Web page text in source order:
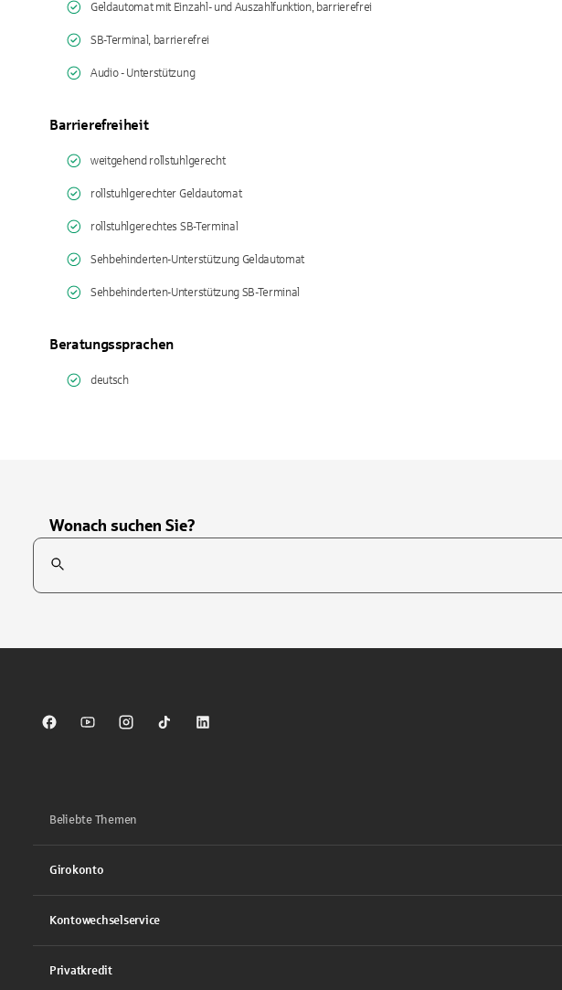
Geldautomat mit Einzahl- und Auszahlfunktion, barrierefrei
SB-Terminal, barrierefrei
Audio - Unterstützung
Barrierefreiheit
weitgehend rollstuhlgerecht
rollstuhlgerechter Geldautomat
rollstuhlgerechtes SB-Terminal
Sehbehinderten-Unterstützung Geldautomat
Sehbehinderten-Unterstützung SB-Terminal
Beratungssprachen
deutsch
Wonach suchen Sie?
Suchfeld
Sparkasse auf Facebook
Sparkasse auf Youtube
Sparkasse auf Instagram
Sparkasse auf TikTok
Sparkasse auf LinkedIn
Beliebte Themen
Girokonto
Kontowechselservice
Privatkredit